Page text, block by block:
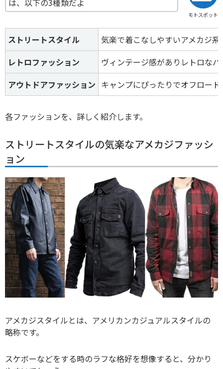
モトスポット
は、以下の3種類だよ
ストリートスタイル
気楽で着こなしやすいアメカジ系
レトロファッション
ヴィンテージ感がありレトロな
アウトドアファッション キャンプにぴったりでオフロー
各ファッションを、詳しく紹介します。
ストリートスタイルの気楽なアメカジファッシ
ョン
アメカジスタイルとは、アメリカンカジュアルスタイルの
略称です。
スケボーなどをする時のラフな格好を想像すると、分かり